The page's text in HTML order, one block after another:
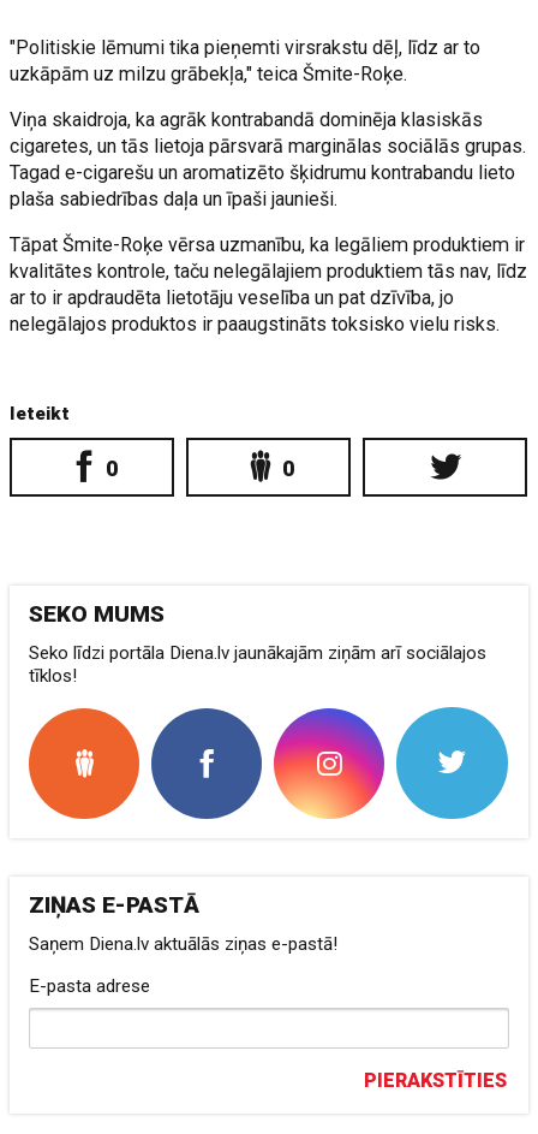
"Politiskie lēmumi tika pieņemti virsrakstu dēļ, līdz ar to
uzkāpām uz milzu grābekļa," teica Šmite-Roķe.
Viņa skaidroja, ka agrāk kontrabandā dominēja klasiskās
cigaretes, un tās lietoja pārsvarā marginālas sociālās grupas.
Tagad e-cigarešu un aromatizēto šķidrumu kontrabandu lieto
plaša sabiedrības daļa un īpaši jaunieši.
Tāpat Šmite-Roķe vērsa uzmanību, ka legāliem produktiem ir
kvalitātes kontrole, taču nelegālajiem produktiem tās nav, līdz
ar to ir apdraudēta lietotāju veselība un pat dzīvība, jo
nelegālajos produktos ir paaugstināts toksisko vielu risks.
Ieteikt
0 0
SEKO MUMS
Seko līdzi portāla Diena.lv jaunākajām ziņām arī sociālajos
tīklos!
ZIŅAS E-PASTĀ
Saņem Diena.lv aktuālās ziņas e-pastā!
E-pasta adrese
PIERAKSTĪTIES